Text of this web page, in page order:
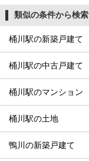
類似の条件から検索
桶川駅の新築戸建て
桶川駅の中古戸建て
桶川駅のマンション
桶川駅の土地
鴨川の新築戸建て